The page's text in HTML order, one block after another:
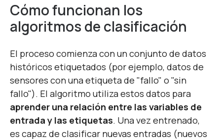
Cómo funcionan los
algoritmos de clasificación
El proceso comienza con un conjunto de datos
históricos etiquetados (por ejemplo, datos de
sensores con una etiqueta de "fallo" o "sin
fallo"). El algoritmo utiliza estos datos para
aprender una relación entre las variables de
entrada y las etiquetas. Una vez entrenado,
es capaz de clasificar nuevas entradas (nuevos